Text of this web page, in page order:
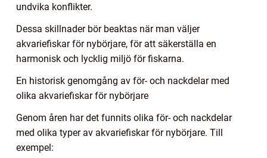
undvika konflikter.
Dessa skillnader bör beaktas när man väljer
akvariefiskar för nybörjare, för att säkerställa en
harmonisk och lycklig miljö för fiskarna.
En historisk genomgång av för- och nackdelar med
olika akvariefiskar för nybörjare
Genom åren har det funnits olika för- och nackdelar
med olika typer av akvariefiskar för nybörjare. Till
exempel: